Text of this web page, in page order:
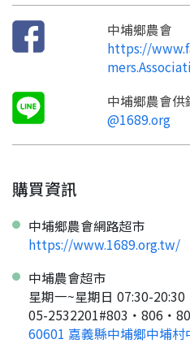
中埔鄉農會
https://
中埔鄉農會供
@1689.org
購買資訊
中埔鄉農會網路超市
https://www.1689.org.tw/
中埔農會超市
星期一~星期日 07:30-20:30
05-
60601 嘉義縣中埔鄉中埔村
只要驗證手機號
您要繼
返回
才能繼續
點擊加入
返回
註冊完
開始填寫申
填寫申
返回首
確認
您的申請資料正
要申請新
查看申請進度
想知道怎麼做更
看看申請
點擊「直接申請」按
直接申請